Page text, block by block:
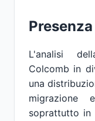
L'analisi
Colcomb in
una
migrazione
soprattutto in